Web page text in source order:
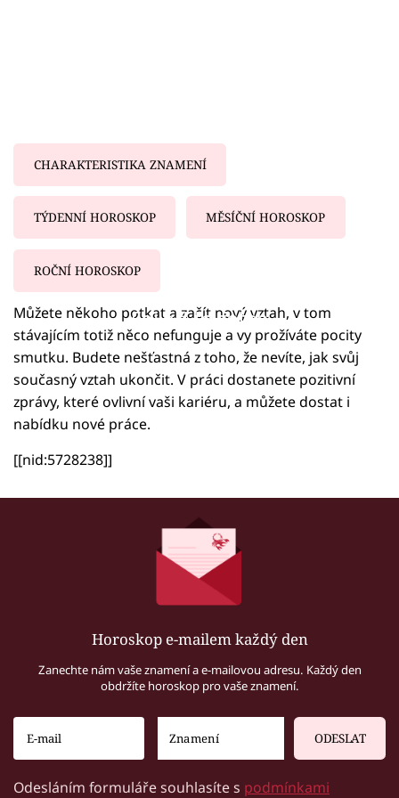
Sledujte nás
CHARAKTERISTIKA ZNAMENÍ
TÝDENNÍ HOROSKOP MĚSÍČNÍ HOROSKOP
ROČNÍ HOROSKOP
Failed to fetch
Můžete někoho potkat a začít nový vztah, v tom
stávajícím totiž něco nefunguje a vy prožíváte pocity
smutku. Budete nešťastná z toho, že nevíte, jak svůj
současný vztah ukončit. V práci dostanete pozitivní
zprávy, které ovlivní vaši kariéru, a můžete dostat i
nabídku nové práce.
[[nid:5728238]]
Horoskop e-mailem každý den
Zanechte nám vaše znamení a e-mailovou adresu. Každý den
obdržíte horoskop pro vaše znamení.
ODESLAT
Odesláním formuláře souhlasíte s podmínkami